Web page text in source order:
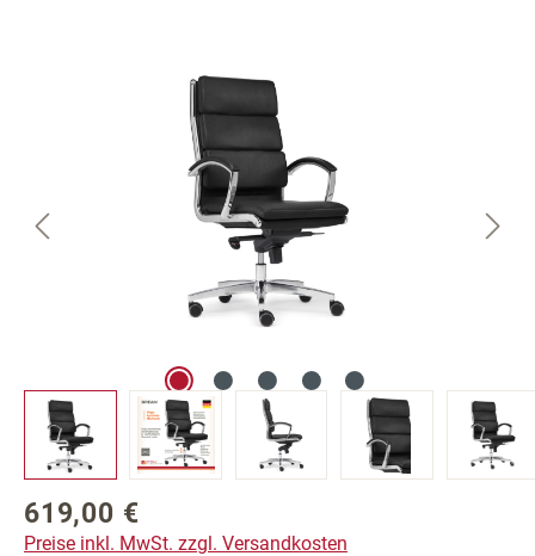
Bildergalerie überspringen
Regulärer Preis:
619,00 €
Preise inkl. MwSt. zzgl. Versandkosten